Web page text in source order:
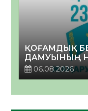
ҚОҒАМДЫҚ
ДАМУЫНЫҢ
06.08.2026